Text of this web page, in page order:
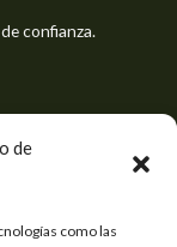
de
como las
confianza.
beneficios del